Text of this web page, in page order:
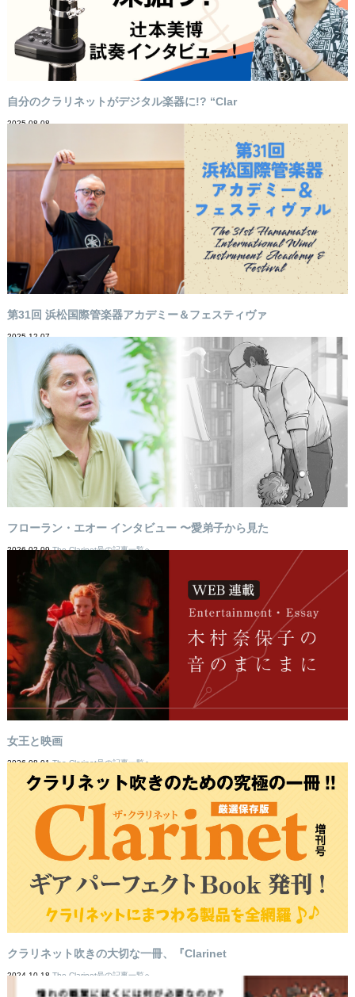
自分のクラリネットがデジタル楽器に!? “Clar
2025-08-08
第31回 浜松国際管楽器アカデミー＆フェスティヴァ
2025-12-07
フローラン・エオー インタビュー 〜愛弟子から見た
2026-02-09The Clarinet号の記事一覧へ
女王と映画
2026-08-01The Clarinet号の記事一覧へ
クラリネット吹きの大切な一冊、『Clarinet
2024-10-18 The Clarinet号の記事一覧へ